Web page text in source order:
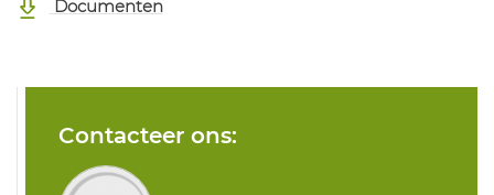
Documenten
Contacteer ons: